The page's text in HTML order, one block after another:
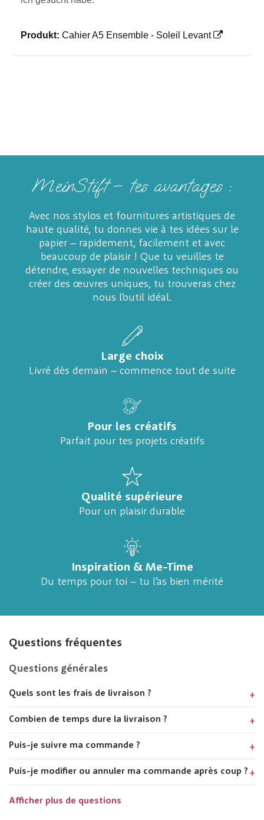
Produkt: Cahier A5 Ensemble - Soleil Levant
MeinStift – tes avantages :
Avec nos stylos et fournitures artistiques de
haute qualité, tu donnes vie à tes idées sur le
papier – rapidement, facilement et avec
beaucoup de plaisir ! Que tu veuilles te
détendre, essayer de nouvelles techniques ou
créer des œuvres uniques, tu trouveras chez
nous l’outil idéal.
Large choix
Livré dès demain – commence tout de suite
Pour les créatifs
Parfait pour tes projets créatifs
Qualité supérieure
Pour un plaisir durable
Inspiration & Me-Time
Du temps pour toi – tu l’as bien mérité
Questions fréquentes
Questions générales
Quels sont les frais de livraison ?
Combien de temps dure la livraison ?
Puis-je suivre ma commande ?
Puis-je modifier ou annuler ma commande après coup ?
Afficher plus de questions